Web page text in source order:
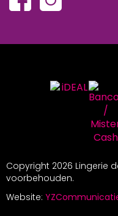
Copyright 2026 Lingerie
voorbehouden.
Website: